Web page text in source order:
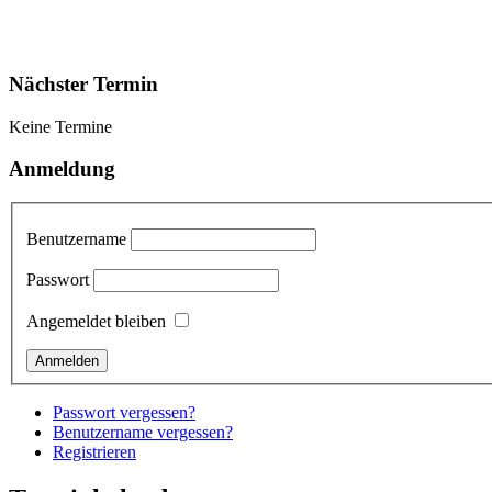
Nächster Termin
Keine Termine
Anmeldung
Benutzername
Passwort
Angemeldet bleiben
Passwort vergessen?
Benutzername vergessen?
Registrieren